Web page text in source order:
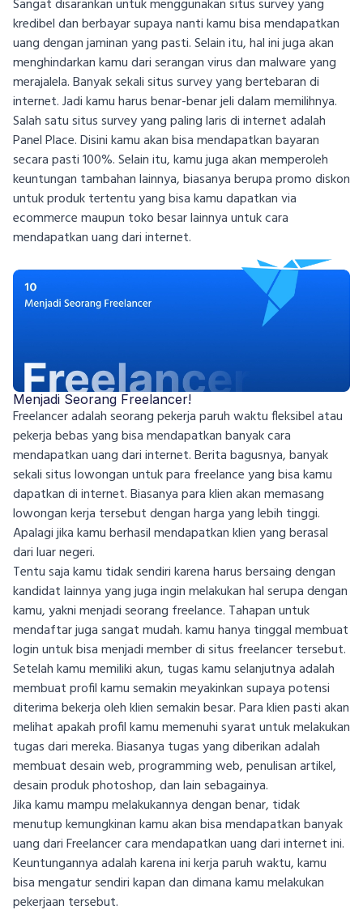
Sangat disarankan untuk menggunakan situs survey yang
kredibel dan berbayar supaya nanti kamu bisa mendapatkan
uang dengan jaminan yang pasti. Selain itu, hal ini juga akan
menghindarkan kamu dari serangan virus dan malware yang
merajalela. Banyak sekali situs survey yang bertebaran di
internet. Jadi kamu harus benar-benar jeli dalam memilihnya.
Salah satu situs survey yang paling laris di internet adalah
Panel Place. Disini kamu akan bisa mendapatkan bayaran
secara pasti 100%. Selain itu, kamu juga akan memperoleh
keuntungan tambahan lainnya, biasanya berupa promo diskon
untuk produk tertentu yang bisa kamu dapatkan via
ecommerce maupun toko besar lainnya untuk cara
mendapatkan uang dari internet.
Menjadi Seorang Freelancer!
Freelancer adalah seorang pekerja paruh waktu fleksibel atau
pekerja bebas yang bisa mendapatkan banyak cara
mendapatkan uang dari internet. Berita bagusnya, banyak
sekali situs lowongan untuk para freelance yang bisa kamu
dapatkan di internet. Biasanya para klien akan memasang
lowongan kerja tersebut dengan harga yang lebih tinggi.
Apalagi jika kamu berhasil mendapatkan klien yang berasal
dari luar negeri.
Tentu saja kamu tidak sendiri karena harus bersaing dengan
kandidat lainnya yang juga ingin melakukan hal serupa dengan
kamu, yakni menjadi seorang freelance. Tahapan untuk
mendaftar juga sangat mudah. kamu hanya tinggal membuat
login untuk bisa menjadi member di situs freelancer tersebut.
Setelah kamu memiliki akun, tugas kamu selanjutnya adalah
membuat profil kamu semakin meyakinkan supaya potensi
diterima bekerja oleh klien semakin besar. Para klien pasti akan
melihat apakah profil kamu memenuhi syarat untuk melakukan
tugas dari mereka. Biasanya tugas yang diberikan adalah
membuat desain web, programming web, penulisan artikel,
desain produk photoshop, dan lain sebagainya.
Jika kamu mampu melakukannya dengan benar, tidak
menutup kemungkinan kamu akan bisa mendapatkan banyak
uang dari Freelancer cara mendapatkan uang dari internet ini.
Keuntungannya adalah karena ini kerja paruh waktu, kamu
bisa mengatur sendiri kapan dan dimana kamu melakukan
pekerjaan tersebut.